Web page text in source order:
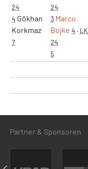
24
4 Gökhan
Korkmaz
7
24
3 Marco
Bojke 4 · LK
24
5
Partner & Sponsoren